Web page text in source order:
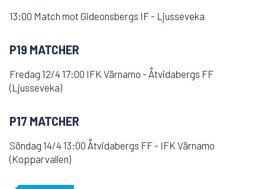
13:00 Match mot Gideonsbergs IF - Ljusseveka
P19 MATCHER
Fredag 12/4 17:00 IFK Värnamo - Åtvidabergs FF
(Ljusseveka)
P17 MATCHER
Söndag 14/4 13:00 Åtvidabergs FF - IFK Värnamo
(Kopparvallen)